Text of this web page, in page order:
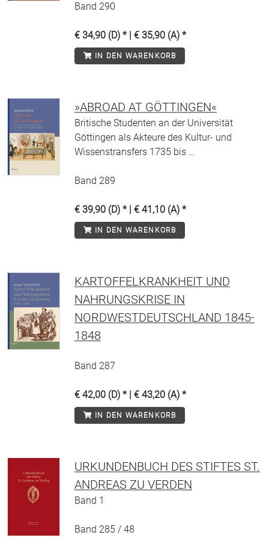
Band 290
€ 34,90 (D) * | € 35,90 (A) *
IN DEN WARENKORB
»ABROAD AT GÖTTINGEN«
Britische Studenten an der Universität
Göttingen als Akteure des Kultur- und
Wissenstransfers 1735 bis …
Band 289
€ 39,90 (D) * | € 41,10 (A) *
IN DEN WARENKORB
KARTOFFELKRANKHEIT UND
NAHRUNGSKRISE IN
NORDWESTDEUTSCHLAND 1845-
1848
Band 287
€ 42,00 (D) * | € 43,20 (A) *
IN DEN WARENKORB
URKUNDENBUCH DES STIFTES ST.
ANDREAS ZU VERDEN
Band 1
Band 285 / 48